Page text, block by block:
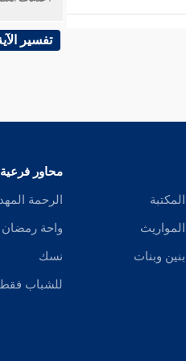
المؤمنين
إن
في
تفسير
المكتبة
المواريث
بنين وبنات
محاور فرعية
الرحمة
واحة رمضان
نسك
للشباب فقط